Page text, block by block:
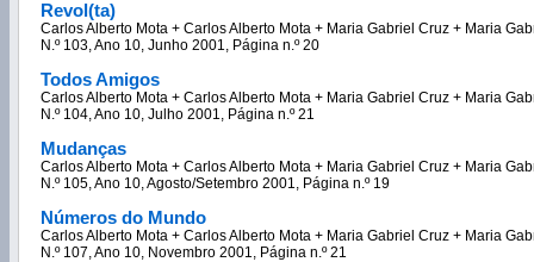
Revol(ta)
Carlos Alberto Mota + Carlos Alberto Mota + Maria Gabriel Cruz + Maria
N.º 103, Ano 10, Junho 2001, Página n.º 20
Todos Amigos
Carlos Alberto Mota + Carlos Alberto Mota + Maria Gabriel Cruz + Maria
N.º 104, Ano 10, Julho 2001, Página n.º 21
Mudanças
Carlos Alberto Mota + Carlos Alberto Mota + Maria Gabriel Cruz + Maria
N.º 105, Ano 10, Agosto/Setembro 2001, Página n.º 19
Números do Mundo
Carlos Alberto Mota + Carlos Alberto Mota + Maria Gabriel Cruz + Maria
N.º 107, Ano 10, Novembro 2001, Página n.º 21